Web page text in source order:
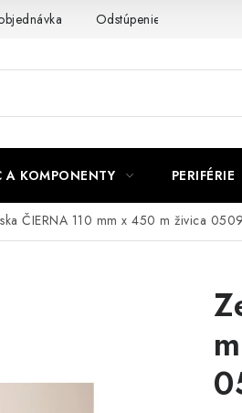
Odstúpenie od zmluvy
A KOMPONENTY PERIFÉRIE
ČIERNA 110 mm x 450 m živica